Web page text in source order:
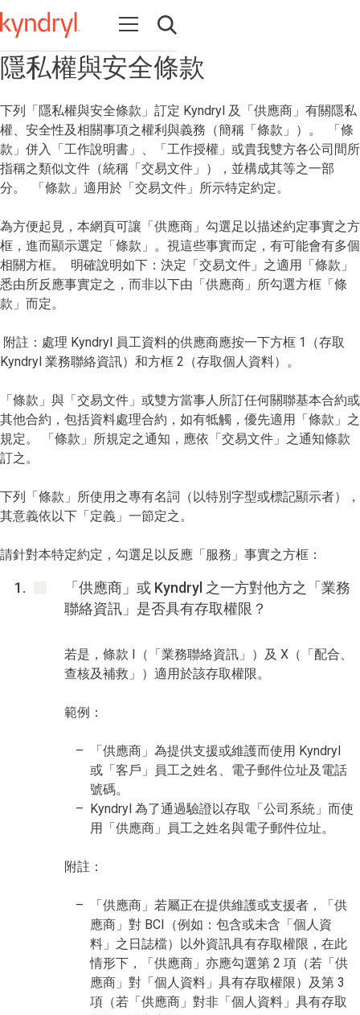
Open navigation
Open search
隱私權與安全條款
下列「隱私權與安全條款」訂定 Kyndryl 及「供應商」有關隱私
權、安全性及相關事項之權利與義務（簡稱「條款」）。 「條
款」併入「工作說明書」、「工作授權」或貴我雙方各公司間所
指稱之類似文件（統稱「交易文件」），並構成其等之一部
分。 「條款」適用於「交易文件」所示特定約定。
為方便起見，本網頁可讓「供應商」勾選足以描述約定事實之方
框，進而顯示選定「條款」。視這些事實而定，有可能會有多個
相關方框。 明確說明如下：決定「交易文件」之適用「條款」
悉由所反應事實定之，而非以下由「供應商」所勾選方框「條
款」而定。
附註：處理 Kyndryl 員工資料的供應商應按一下方框 1（存取
Kyndryl 業務聯絡資訊）和方框 2（存取個人資料）。
「條款」與「交易文件」或雙方當事人所訂任何關聯基本合約或
其他合約，包括資料處理合約，如有牴觸，優先適用「條款」之
規定。 「條款」所規定之通知，應依「交易文件」之通知條款
訂之。
下列「條款」所使用之專有名詞（以特別字型或標記顯示者），
其意義依以下「定義」一節定之。
請針對本特定約定，勾選足以反應「服務」事實之方框：
「供應商」或 Kyndryl 之一方對他方之「業務
聯絡資訊」是否具有存取權限？
若是，條款 I（「業務聯絡資訊」）及 X（「配合、
查核及補救」）適用於該存取權限。
範例：
「供應商」為提供支援或維護而使用 Kyndryl
或「客戶」員工之姓名、電子郵件位址及電話
號碼。
Kyndryl 為了通過驗證以存取「公司系統」而使
用「供應商」員工之姓名與電子郵件位址。
附註：
「供應商」若屬正在提供維護或支援者，「供
應商」對 BCI（例如：包含或未含「個人資
料」之日誌檔）以外資訊具有存取權限，在此
情形下，「供應商」亦應勾選第 2 項（若「供
應商」對「個人資料」具有存取權限）及第 3
項（若「供應商」對非「個人資料」具有存取